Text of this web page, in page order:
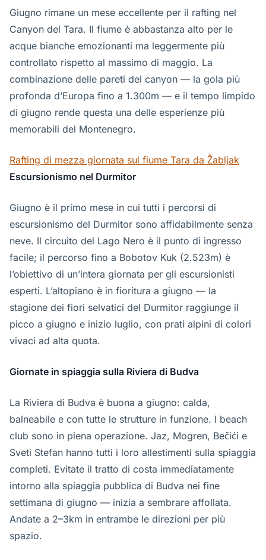
Giugno rimane un mese eccellente per il rafting nel
Canyon del Tara. Il fiume è abbastanza alto per le
acque bianche emozionanti ma leggermente più
controllato rispetto al massimo di maggio. La
combinazione delle pareti del canyon — la gola più
profonda d’Europa fino a 1.300m — e il tempo limpido
di giugno rende questa una delle esperienze più
memorabili del Montenegro.
Rafting di mezza giornata sul fiume Tara da Žabljak
Escursionismo nel Durmitor
Giugno è il primo mese in cui tutti i percorsi di
escursionismo del Durmitor sono affidabilmente senza
neve. Il circuito del Lago Nero è il punto di ingresso
facile; il percorso fino a Bobotov Kuk (2.523m) è
l’obiettivo di un’intera giornata per gli escursionisti
esperti. L’altopiano è in fioritura a giugno — la
stagione dei fiori selvatici del Durmitor raggiunge il
picco a giugno e inizio luglio, con prati alpini di colori
vivaci ad alta quota.
Giornate in spiaggia sulla Riviera di Budva
La Riviera di Budva è buona a giugno: calda,
balneabile e con tutte le strutture in funzione. I beach
club sono in piena operazione. Jaz, Mogren, Bečići e
Sveti Stefan hanno tutti i loro allestimenti sulla spiaggia
completi. Evitate il tratto di costa immediatamente
intorno alla spiaggia pubblica di Budva nei fine
settimana di giugno — inizia a sembrare affollata.
Andate a 2–3km in entrambe le direzioni per più
spazio.